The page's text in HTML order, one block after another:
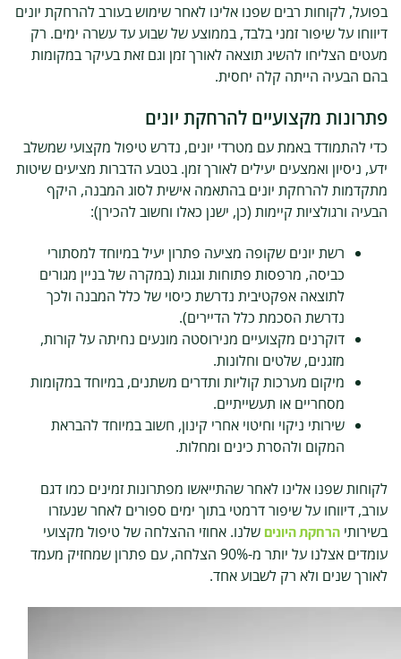
בפועל, לקוחות רבים שפנו אלינו לאחר שימוש בעורב להרחקת יונים
דיווחו על שיפור זמני בלבד, בממוצע של שבוע עד עשרה ימים. רק
מעטים הצליחו להשיג תוצאה לאורך זמן וגם זאת בעיקר במקומות
בהם הבעיה הייתה קלה יחסית.
פתרונות מקצועיים להרחקת יונים
כדי להתמודד באמת עם מטרדי יונים, נדרש טיפול מקצועי שמשלב
ידע, ניסיון ואמצעים יעילים לאורך זמן. בטבע הדברות מציעים שיטות
מתקדמות להרחקת יונים בהתאמה אישית לסוג המבנה, היקף
הבעיה ורגולציות קיימות (כן, ישנן כאלו וחשוב להכירן):
רשת יונים שקופה מציעה פתרון יעיל במיוחד למסתורי
כביסה, מרפסות פתוחות וגגות (במקרה של בניין מגורים
לתוצאה אפקטיבית נדרשת כיסוי של כלל המבנה ולכך
נדרשת הסכמת כלל הדיירים).
דוקרנים מקצועיים מנירוסטה מונעים נחיתה על קורות,
מזגנים, שלטים וחלונות.
מיקום מערכות קוליות ותדרים משתנים, במיוחד במקומות
מסחריים או תעשייתיים.
שירותי ניקוי וחיטוי אחרי קינון, חשוב במיוחד להבראת
המקום ולהסרת כינים ומחלות.
לקוחות שפנו אלינו לאחר שהתייאשו מפתרונות זמינים כמו דגם
עורב, דיווחו על שיפור דרמטי בתוך ימים ספורים לאחר שנעזרו
בשירותי הרחקת היוניםשלנו. אחוזי ההצלחה של טיפול מקצועי
עומדים אצלנו על יותר מ-90% הצלחה, עם פתרון שמחזיק מעמד
לאורך שנים ולא רק לשבוע אחד.